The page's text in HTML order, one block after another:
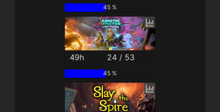
45 %
49h 24 / 53
45 %